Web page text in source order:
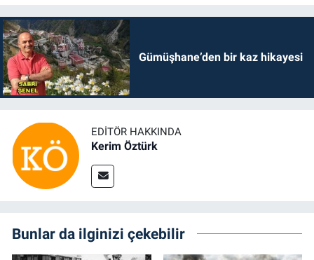
Gümüşhane’den bir kaz hikayesi
EDITÖR HAKKINDA
Kerim Öztürk
Bunlar da ilginizi çekebilir